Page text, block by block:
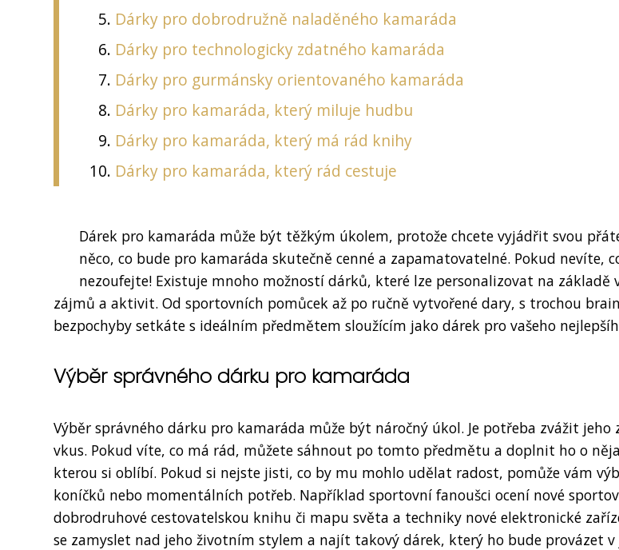
Dárky pro dobrodružně naladěného kamaráda
Dárky pro technologicky zdatného kamaráda
Dárky pro gurmánsky orientovaného kamaráda
Dárky pro kamaráda, který miluje hudbu
Dárky pro kamaráda, který má rád knihy
Dárky pro kamaráda, který rád cestuje
Dárek pro kamaráda může být těžkým úkolem, protože chcete vyjádřit svou
něco, co bude pro kamaráda skutečně cenné a zapamatovatelné. Pokud nevíte,
nezoufejte! Existuje mnoho možností dárků, které lze personalizovat na základě
zájmů a aktivit. Od sportovních pomůcek až po ručně vytvořené dary, s trochou
bezpochyby setkáte s ideálním předmětem sloužícím jako dárek pro vašeho
Výběr správného dárku pro kamaráda
Výběr správného dárku pro kamaráda může být náročný úkol. Je potřeba zvážit jeho
vkus. Pokud víte, co má rád, můžete sáhnout po tomto předmětu a doplnit ho o
kterou si oblíbí. Pokud si nejste jisti, co by mu mohlo udělat radost, pomůže vám
koníčků nebo momentálních potřeb. Například sportovní fanoušci ocení nové
dobrodruhové cestovatelskou knihu či mapu světa a techniky nové elektronické
se zamyslet nad jeho životním stylem a najít takový dárek, který ho bude provázet